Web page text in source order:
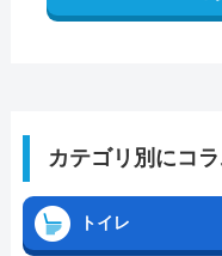
カテゴリ別にコ
トイレ